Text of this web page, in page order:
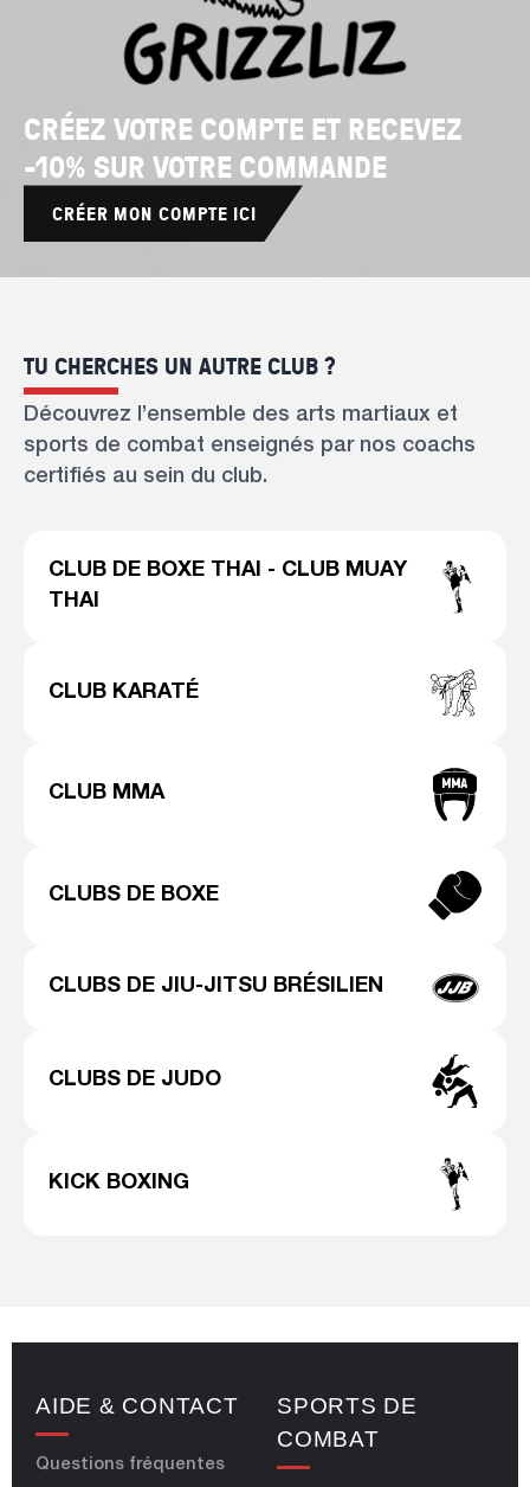
CRÉEZ VOTRE COMPTE ET RECEVEZ
-10% SUR VOTRE COMMANDE
CRÉER MON COMPTE ICI
TU CHERCHES UN AUTRE CLUB ?
Découvrez l’ensemble des arts martiaux et
sports de combat enseignés par nos coachs
certifiés au sein du club.
CLUB DE BOXE THAI - CLUB MUAY
THAI
CLUB KARATÉ
CLUB MMA
CLUBS DE BOXE
CLUBS DE JIU-JITSU BRÉSILIEN
CLUBS DE JUDO
KICK BOXING
AIDE & CONTACT
Questions fréquentes
SPORTS DE
COMBAT